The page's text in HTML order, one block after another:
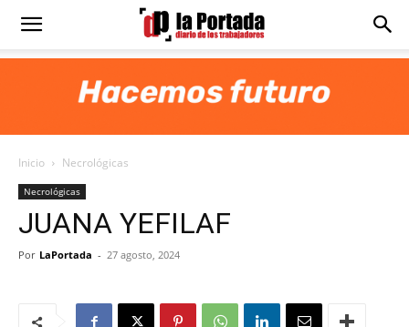
Diario
Portada
Inicio Necrológicas
Necrológicas
JUANA YEFILAF
Por LaPortada - 27 agosto, 2024